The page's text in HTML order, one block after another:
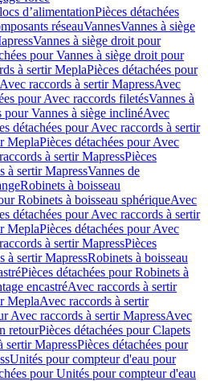
d’alimentationPièces détachées
réseauVannesVannes à siège
Vannes à siège droit pour
pour Vannes à siège droit pour
à sertir MeplaPièces détachées pour
Avec raccords à sertir MapressAvec
pour Avec raccords filetésVannes à
pour Vannes à siège inclinéAvec
détachées pour Avec raccords à sertir
MeplaPièces détachées pour Avec
à sertir MapressPièces
à sertir MapressVannes de
Robinets à boisseau
Robinets à boisseau sphériqueAvec
détachées pour Avec raccords à sertir
MeplaPièces détachées pour Avec
à sertir MapressPièces
à sertir MapressRobinets à boisseau
Pièces détachées pour Robinets à
encastréAvec raccords à sertir
MeplaAvec raccords à sertir
Avec raccords à sertir MapressAvec
retourPièces détachées pour Clapets
sertir MapressPièces détachées pour
Unités pour compteur d'eau pour
pour Unités pour compteur d'eau